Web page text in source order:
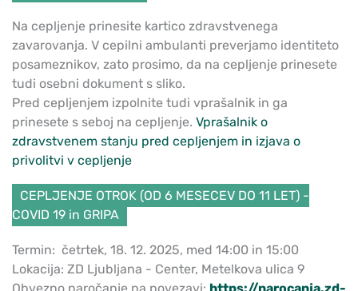
Na cepljenje prinesite kartico zdravstvenega
zavarovanja. V cepilni ambulanti preverjamo identiteto
posameznikov, zato prosimo, da na cepljenje prinesete
tudi osebni dokument s sliko.
Pred cepljenjem izpolnite tudi vprašalnik in ga
prinesete s seboj na cepljenje. Vprašalnik o
zdravstvenem stanju pred cepljenjem in izjava o
privolitvi v cepljenje
CEPLJENJE OTROK (OD 6 MESECEV DO 11 LET) -
COVID 19 in GRIPA
Termin: četrtek, 18. 12. 2025, med 14:00 in 15:00
Lokacija: ZD Ljubljana - Center, Metelkova ulica 9